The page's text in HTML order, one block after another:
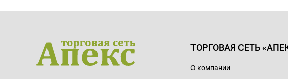
ТОРГОВАЯ СЕТЬ
О компании